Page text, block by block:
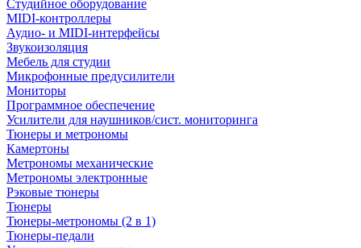
Студийное оборудование
MIDI-контроллеры
Аудио- и MIDI-интерфейсы
Звукоизоляция
Мебель для студии
Микрофонные предусилители
Мониторы
Программное обеспечение
Усилители для наушников/сист. мониторинга
Тюнеры и метрономы
Камертоны
Метрономы механические
Метрономы электронные
Рэковые тюнеры
Тюнеры
Тюнеры-метрономы (2 в 1)
Тюнеры-педали